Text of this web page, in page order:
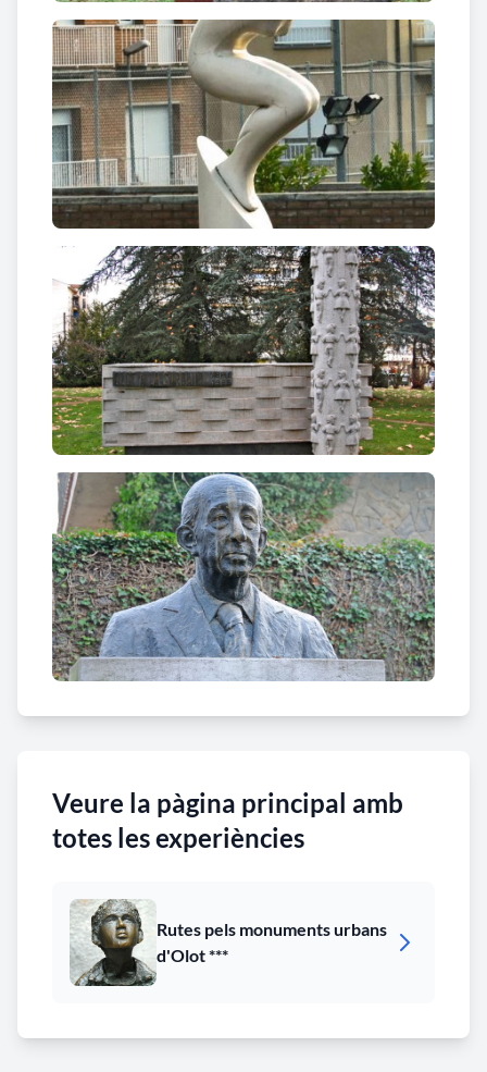
Veure la pàgina principal amb
totes les experiències
Rutes pels monuments urbans
d'Olot ***